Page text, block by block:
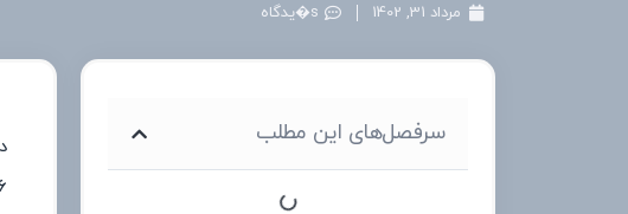
مرداد 31, 1402 s�یدگاه
سرفصل‌های این مطلب
۶ فصل ۲- نمونه سوال نوبت اول با جواب ۳-